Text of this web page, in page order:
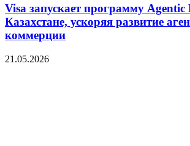
Visa запускает программу Agentic
Казахстане, ускоряя развитие
коммерции
21.05.2026